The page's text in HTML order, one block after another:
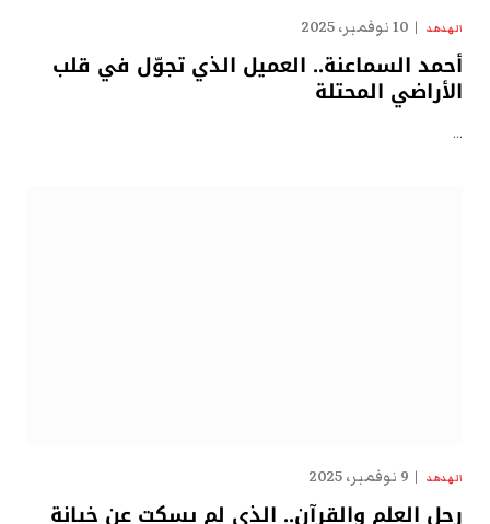
الهدهد 10 نوفمبر، 2025
أحمد السماعنة.. العميل الذي تجوّل في قلب
الأراضي المحتلة
…
الهدهد 9 نوفمبر، 2025
رجل العلم والقرآن.. الذي لم يسكت عن خيانة